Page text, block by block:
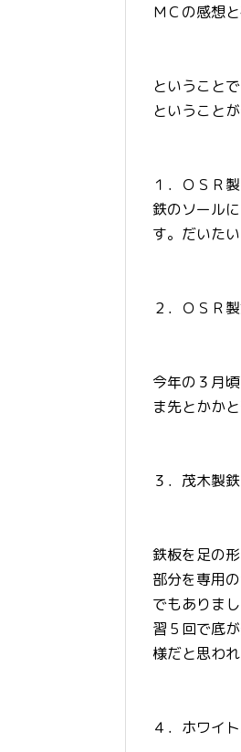
ＭＣの感想
ということ
ということ
１．ＯＳＲ
鉄のソール
す。だいた
２．ＯＳＲ
今年の３月
ま先とかか
３．茂木製
鉄板を足の
部分を専用
でもありま
習５回で底
様だと思われ
４．ホワイ